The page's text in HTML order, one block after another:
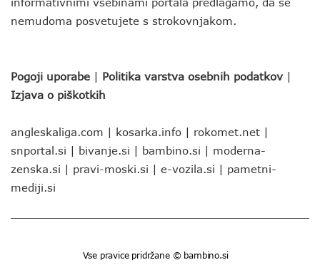
nemudoma posvetujete s strokovnjakom.
Pogoji uporabe | Politika varstva osebnih podatkov |
Izjava o piškotkih
angleskaliga.com | kosarka.info | rokomet.net |
snportal.si | bivanje.si | bambino.si | moderna-
zenska.si | pravi-moski.si | e-vozila.si | pametni-
mediji.si
Vse pravice pridržane © bambino.si